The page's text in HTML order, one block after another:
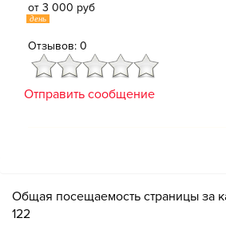
от 3 000 руб
день
Отзывов: 0
Отправить сообщение
Общая посещаемость страницы за
122